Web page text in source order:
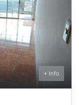
+ Info